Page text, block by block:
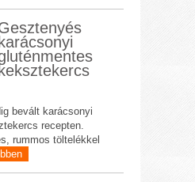
karácsonyi
keksztekercs
bevált karácsonyi
recepten.
rummos töltelékkel